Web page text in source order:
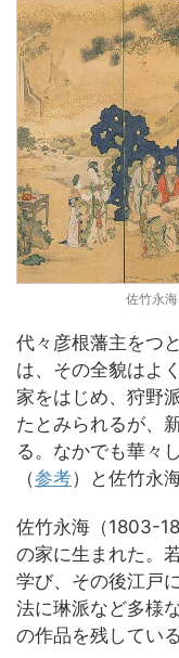
佐竹永
代々彦根藩主をつ
は、その全貌はよ
家をはじめ、狩野
たとみられるが、
る。なかでも華々
（参考）と佐竹永
佐竹永海（1803-
の家に生まれた。
学び、その後江戸
法に琳派など多様
の作品を残している